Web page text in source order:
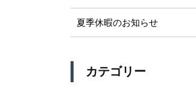
夏季休暇のお知らせ
カテゴリー